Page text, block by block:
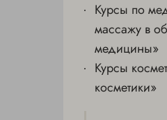
Курсы по
массажу в
медицины»
Курсы
косметики»